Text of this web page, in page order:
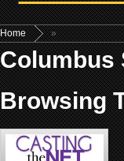
Home »
Columbus
Browsing